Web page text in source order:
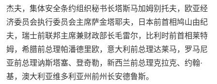
杰夫，集体安全条约组织秘书长塔斯马加姆别托夫，欧亚经
济委员会执行委员会主席萨金塔耶夫，日本前首相鸠山由纪
夫，瑞士前联邦主席兼财政部长毛雷尔，比利时前首相莱特
姆，希腊前总理帕潘德里欧，意大利前总理达莱马，罗马尼
亚前总理讷斯塔塞、登奇勒，新西兰前总理克拉克、约翰·
基，澳大利亚维多利亚州前州长安德鲁斯。